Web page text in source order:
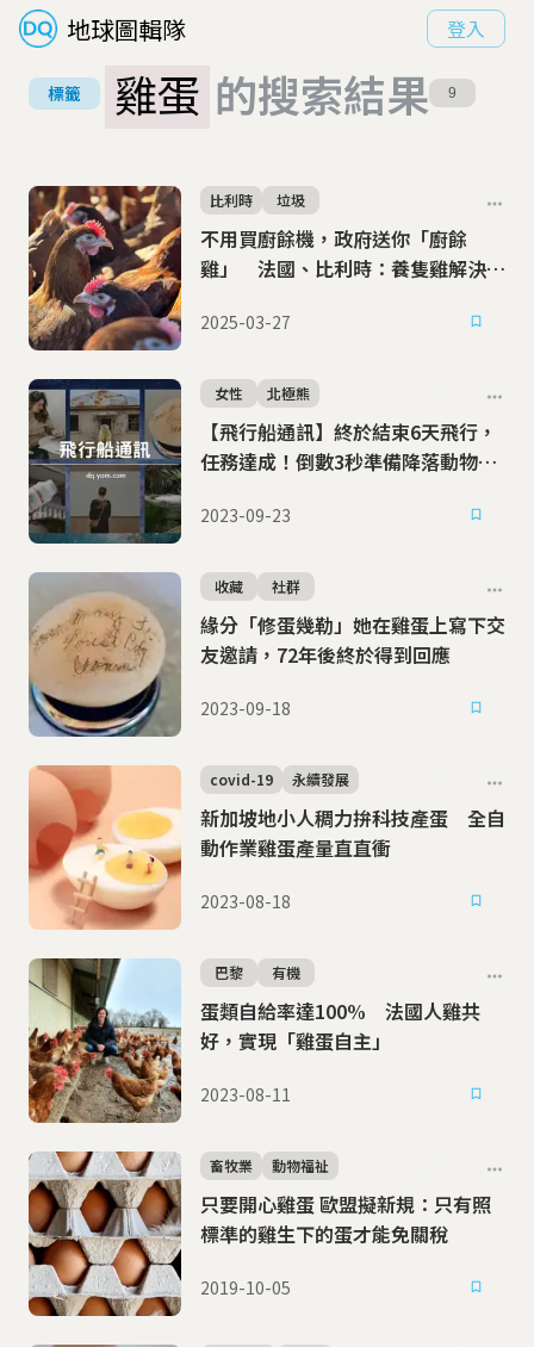
地球圖輯隊 登入
標籤 雞蛋 的搜索結果 9
不用買廚餘機，政府送你「廚餘
雞」 法國、比利時：養隻雞解決缺
比利時 垃圾
2025-03-27
【飛行船通訊】終於結束6天飛行，
任務達成！倒數3秒準備降落動物星
女性 北極熊
2023-09-23
緣分「修蛋幾勒」她在雞蛋上寫下交
友邀請，72年後終於得到回應
收藏 社群
2023-09-18
新加坡地小人稠力拚科技產蛋 全自
動作業雞蛋產量直直衝
covid-19 永續發展
2023-08-18
蛋類自給率達100% 法國人雞共
好，實現「雞蛋自主」
巴黎 有機
2023-08-11
只要開心雞蛋 歐盟擬新規：只有照
標準的雞生下的蛋才能免關稅
畜牧業 動物福祉
2019-10-05